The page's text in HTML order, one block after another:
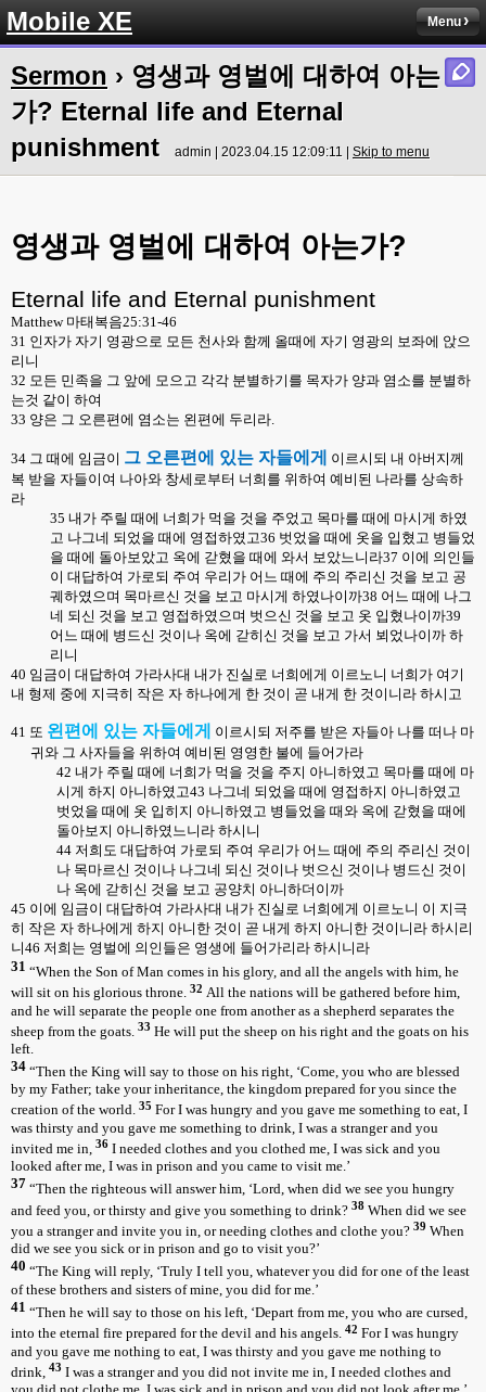
Mobile XE Menu
Sermon › 영생과 영벌에 대하여 아는
가? Eternal life and Eternal
punishment
admin | 2023.04.15 12:09:11 | Skip to menu
영생과 영벌에 대하여 아는가?
Eternal life and Eternal punishment
Matthew 마태복음25:31-46
31 인자가 자기 영광으로 모든 천사와 함께 올때에 자기 영광의 보좌에 앉으
리니
32 모든 민족을 그 앞에 모으고 각각 분별하기를 목자가 양과 염소를 분별하
는것 같이 하여
33 양은 그 오른편에 염소는 왼편에 두리라
34 그 때에 임금이 그 오른편에 있는 자들에게
이르시되 내 아버지께
복 받을 자들이여 나아와 창세로부터 너희를 위하여 예비된 나라를 상속하
라
35 내가 주릴 때에 너희가 먹을 것을 주었고 목마를 때에 마시게 하였
고 나그네 되었을 때에 영접하였고36 벗었을 때에 옷을 입혔고 병들었
을 때에 돌아보았고 옥에 갇혔을 때에 와서 보았느니라37 이에 의인들
이 대답하여 가로되 주여 우리가 어느 때에 주의 주리신 것을 보고 공
궤하였으며 목마르신 것을 보고 마시게 하였나이까38 어느 때에 나그
네 되신 것을 보고 영접하였으며 벗으신 것을 보고 옷 입혔나이까39
어느 때에 병드신 것이나 옥에 갇히신 것을 보고 가서 뵈었나이까 하
리니
40 임금이 대답하여 가라사대 내가 진실로 너희에게 이르노니 너희가 여기
내 형제 중에 지극히 작은 자 하나에게 한 것이 곧 내게 한 것이니라 하시고
41 또 왼편에 있는 자들에게
이르시되 저주를 받은 자들아 나를 떠나 마
귀와 그 사자들을 위하여 예비된 영영한 불에 들어가라
42 내가 주릴 때에 너희가 먹을 것을 주지 아니하였고 목마를 때에 마
시게 하지 아니하였고43 나그네 되었을 때에 영접하지 아니하였고
벗었을 때에 옷 입히지 아니하였고 병들었을 때와 옥에 갇혔을 때에
돌아보지 아니하였느니라 하시니
44 저희도 대답하여 가로되 주여 우리가 어느 때에 주의 주리신 것이
나 목마르신 것이나 나그네 되신 것이나 벗으신 것이나 병드신 것이
나 옥에 갇히신 것을 보고 공양치 아니하더이까
45 이에 임금이 대답하여 가라사대 내가 진실로 너희에게 이르노니 이 지극
히 작은 자 하나에게 하지 아니한 것이 곧 내게 하지 아니한 것이니라 하시리
니46 저희는 영벌에 의인들은 영생에 들어가리라 하시니라
31 “When the Son of Man comes in his glory, and all the angels with him, he
will sit on his glorious throne. 32 All the nations will be gathered before him,
and he will separate the people one from another as a shepherd separates the
sheep from the goats. 33 He will put the sheep on his right and the goats on his
left.
34 “Then the King will say to those on his right, ‘Come, you who are blessed
by my Father; take your inheritance, the kingdom prepared for you since the
creation of the world. 35 For I was hungry and you gave me something to eat, I
was thirsty and you gave me something to drink, I was a stranger and you
invited me in, 36 I needed clothes and you clothed me, I was sick and you
looked after me, I was in prison and you came to visit me.’
37 “Then the righteous will answer him, ‘Lord, when did we see you hungry
and feed you, or thirsty and give you something to drink? 38 When did we see
you a stranger and invite you in, or needing clothes and clothe you? 39 When
did we see you sick or in prison and go to visit you?’
40 “The King will reply, ‘Truly I tell you, whatever you did for one of the least
of these brothers and sisters of mine, you did for me.’
41 “Then he will say to those on his left, ‘Depart from me, you who are cursed,
into the eternal fire prepared for the devil and his angels. 42 For I was hungry
and you gave me nothing to eat, I was thirsty and you gave me nothing to
drink, 43 I was a stranger and you did not invite me in, I needed clothes and